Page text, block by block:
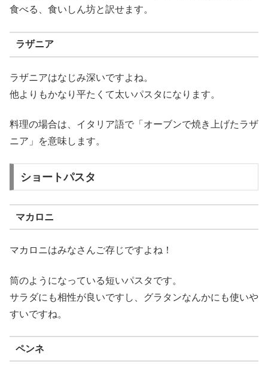
食べる、食いしん坊と訳せます。
ラザニア
ラザニアはなじみ深いですよね。
他よりもかなり平たくて太いパスタになります。
料理の場合は、イタリア語で「オーブンで焼き上げたラザ
ニア」を意味します。
ショートパスタ
マカロニ
マカロニはみなさんご存じですよね！
筒のようになっている短いパスタです。
サラダにも相性が良いですし、グラタンなんかにも使いや
すいですね。
ペンネ